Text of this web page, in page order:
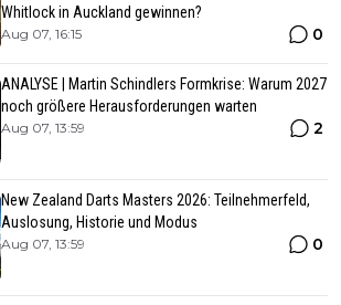
Whitlock in Auckland gewinnen?
Aug 07, 16:15 0
ANALYSE | Martin Schindlers Formkrise: Warum 2027
noch größere Herausforderungen warten
Aug 07, 13:59 2
New Zealand Darts Masters 2026: Teilnehmerfeld,
Auslosung, Historie und Modus
Aug 07, 13:59 0